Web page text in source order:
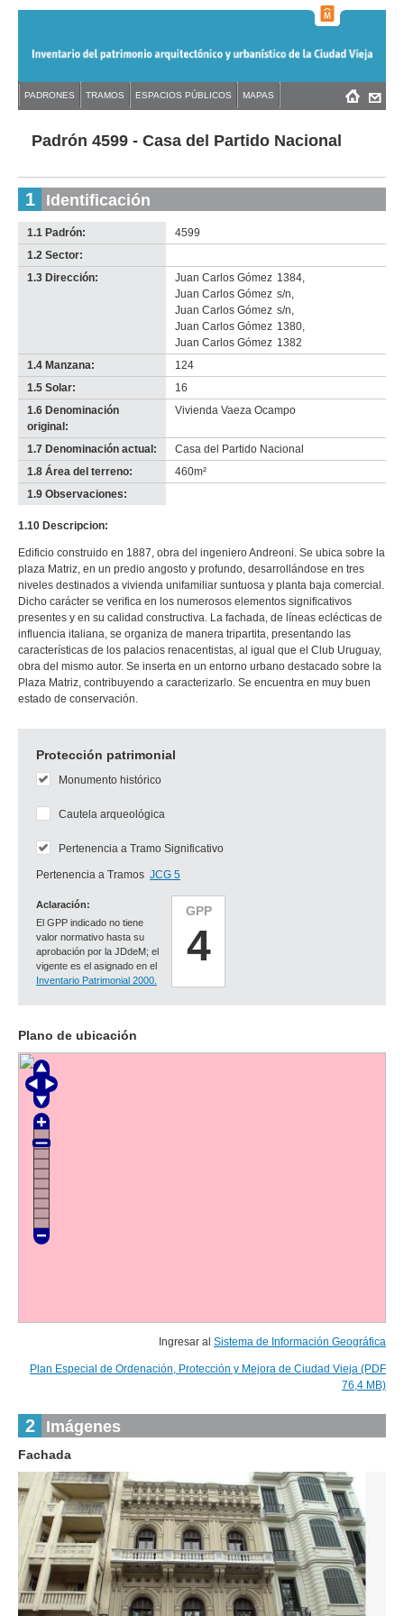
navigation
Back
topPadrón 4599 - Casa del Partido Nacional
1 Identificación
1.1 Padrón:
4599
1.2 Sector:
no
info-
1.3 Dirección: Juan Carlos Gómez 1384,
Juan Carlos Gómez s/n,
Juan Carlos Gómez s/n,
Juan Carlos Gómez 1380,
Juan Carlos Gómez 1382
1.4 Manzana:
124
1.5 Solar:
16
1.6 Denominación
original:
Vivienda Vaeza Ocampo
1.7 Denominación actual:
Casa del Partido Nacional
1.8 Área del terreno:
460m²
1.9 Observaciones:
1.10 Descripcion:
Edificio construido en 1887, obra del ingeniero Andreoni. Se ubica sobre la
plaza Matriz, en un predio angosto y profundo, desarrollándose en tres
niveles destinados a vivienda unifamiliar suntuosa y planta baja comercial.
Dicho carácter se verifica en los numerosos elementos significativos
presentes y en su calidad constructiva. La fachada, de líneas eclécticas de
influencia italiana, se organiza de manera tripartita, presentando las
características de los palacios renacentistas, al igual que el Club Uruguay,
obra del mismo autor. Se inserta en un entorno urbano destacado sobre la
Plaza Matriz, contribuyendo a caracterizarlo. Se encuentra en muy buen
estado de conservación.
Protección patrimonial
GPP
4
Aclaración:
El GPP indicado no tiene
valor normativo hasta su
aprobación por la JDdeM; el
vigente es el asignado en el
Inventario Patrimonial 2000.
Monumento histórico
Cautela arqueológica
Pertenencia a Tramo Significativo
Pertenencia a Tramos JCG 5
Plano de ubicación
Ingresar al Sistema de Información Geográfica
Plan Especial de Ordenación, Protección y Mejora de Ciudad Vieja (PDF
76,4 MB)
2 Imágenes
Fachada
Back
to Menú
PADRONES TRAMOS ESPACIOS PÚBLICOS MAPAS